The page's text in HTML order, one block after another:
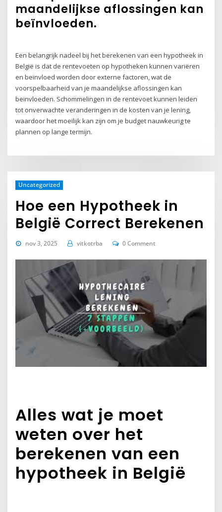
maandelijkse aflossingen kan
beïnvloeden.
Een belangrijk nadeel bij het berekenen van een hypotheek in
België is dat de rentevoeten op hypotheken kunnen variëren
en beïnvloed worden door externe factoren, wat de
voorspelbaarheid van je maandelijkse aflossingen kan
beïnvloeden. Schommelingen in de rentevoet kunnen leiden
tot onverwachte veranderingen in de kosten van je lening,
waardoor het moeilijk kan zijn om je budget nauwkeurig te
plannen op lange termijn.
Uncategorized
Hoe een Hypotheek in
België Correct Berekenen
nov 3, 2025 vitkotrba 0 Comment
Alles wat je moet
weten over het
berekenen van een
hypotheek in België